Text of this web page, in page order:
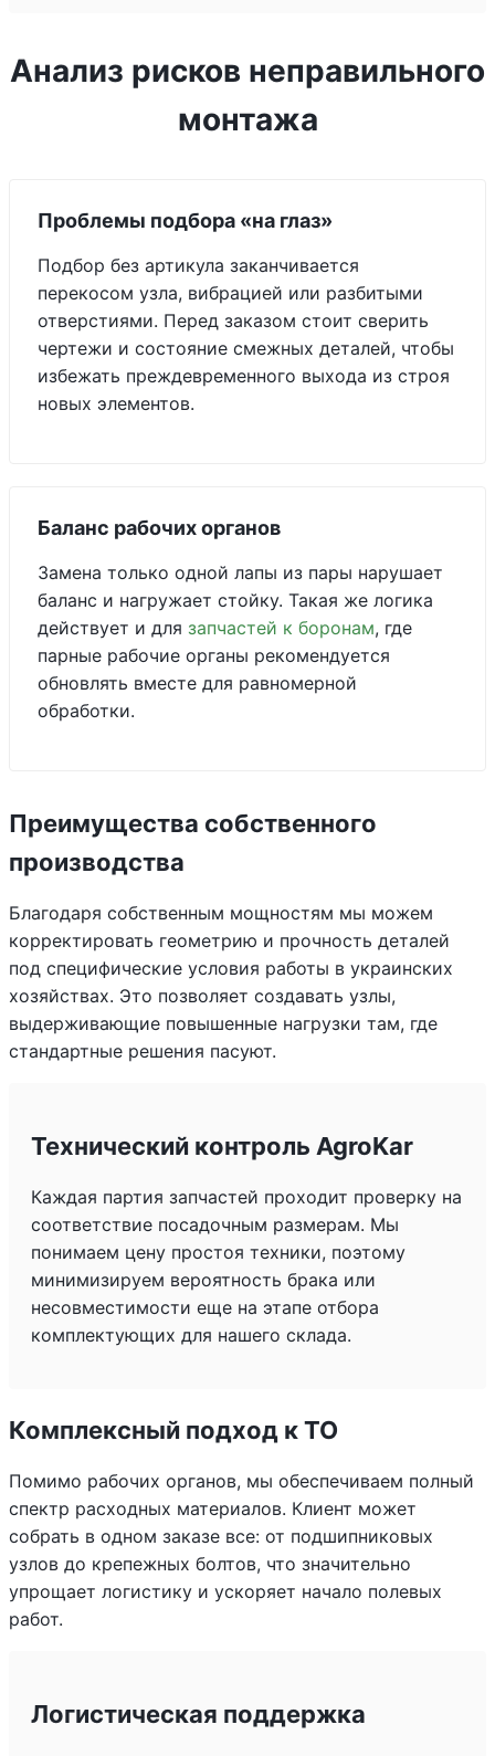
Анализ рисков неправильного
монтажа
Проблемы подбора «на глаз»
Подбор без артикула заканчивается
перекосом узла, вибрацией или разбитыми
отверстиями. Перед заказом стоит сверить
чертежи и состояние смежных деталей, чтобы
избежать преждевременного выхода из строя
новых элементов.
Баланс рабочих органов
Замена только одной лапы из пары нарушает
баланс и нагружает стойку. Такая же логика
действует и для запчастей к боронам, где
парные рабочие органы рекомендуется
обновлять вместе для равномерной
обработки.
Преимущества собственного
производства
Благодаря собственным мощностям мы можем
корректировать геометрию и прочность деталей
под специфические условия работы в украинских
хозяйствах. Это позволяет создавать узлы,
выдерживающие повышенные нагрузки там, где
стандартные решения пасуют.
Технический контроль AgroKar
Каждая партия запчастей проходит проверку на
соответствие посадочным размерам. Мы
понимаем цену простоя техники, поэтому
минимизируем вероятность брака или
несовместимости еще на этапе отбора
комплектующих для нашего склада.
Комплексный подход к ТО
Помимо рабочих органов, мы обеспечиваем полный
спектр расходных материалов. Клиент может
собрать в одном заказе все: от подшипниковых
узлов до крепежных болтов, что значительно
упрощает логистику и ускоряет начало полевых
работ.
Логистическая поддержка